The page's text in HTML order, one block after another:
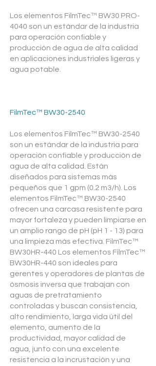
Los elementos FilmTec™ BW30 PRO-
4040 son un estándar de la industria
para operación confiable y
producción de agua de alta calidad
en aplicaciones industriales ligeras y
agua potable.
FilmTec™ BW30-2540
Los elementos FilmTec™ BW30-2540
son un estándar de la industria para
operación confiable y producción de
agua de alta calidad. Están
diseñados para sistemas más
pequeños que 1 gpm (0.2 m3/h). Los
elementos FilmTec™ BW30-2540
ofrecen una carcasa resistente para
mayor fortaleza y pueden limpiarse en
un amplio rango de pH (pH 1 - 13) para
una limpieza más efectiva. FilmTec™
BW30HR-440 Los elementos FilmTec™
BW30HR-440 son ideales para
gerentes y operadores de plantas de
ósmosis inversa que trabajan con
aguas de pretratamiento
controladas y buscan consistencia,
alto rendimiento, larga vida útil del
elemento, aumento de la
productividad, mayor calidad de
agua, junto con una excelente
resistencia a la incrustación y una